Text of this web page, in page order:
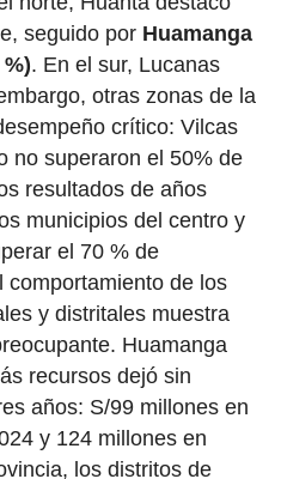
seguido por Huamanga
. En el sur, Lucanas
otras zonas de la
crítico: Vilcas
no superaron el 50% de
resultados de años
municipios del centro y
el 70 % de
comportamiento de los
y distritales muestra
Huamanga
recursos dejó sin
años: S/99 millones en
y 124 millones en
los distritos de